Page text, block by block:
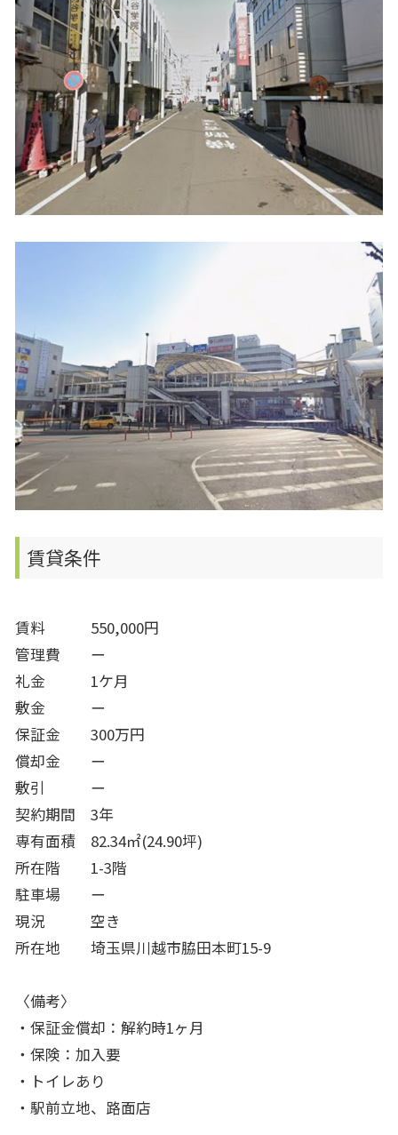
賃貸条件
賃料 550,000円
管理費 ー
礼金 1ケ月
敷金 ー
保証金 300万円
償却金 ー
敷引 ー
契約期間 3年
専有面積 82.34㎡(24.90坪)
所在階 1-3階
駐車場 ー
現況 空き
所在地 埼玉県川越市脇田本町15-9
〈備考〉
・保証金償却：解約時1ヶ月
・保険：加入要
・トイレあり
・駅前立地、路面店